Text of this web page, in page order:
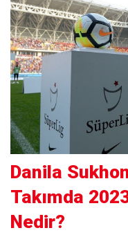
Danila
Takımda
Nedir?